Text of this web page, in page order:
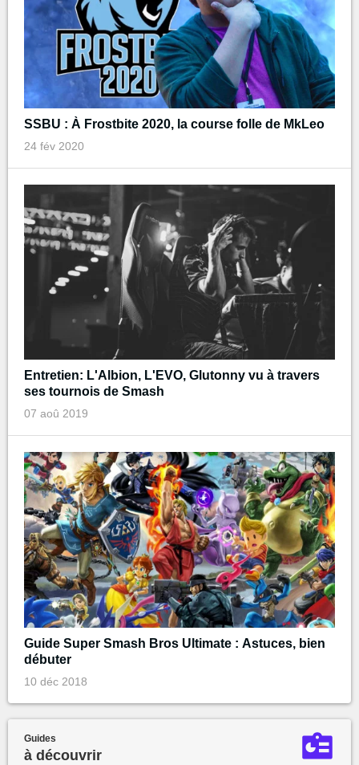
SSBU : À Frostbite 2020, la course folle de MkLeo
24 fév 2020
Entretien: L'Albion, L'EVO, Glutonny vu à travers
ses tournois de Smash
07 aoû 2019
Guide Super Smash Bros Ultimate : Astuces, bien
débuter
10 déc 2018
Guides
à découvrir